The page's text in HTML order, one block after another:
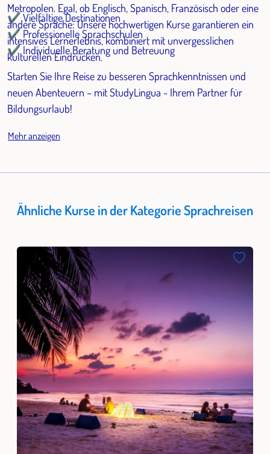
Metropolen. Egal, ob Englisch, Spanisch, Französisch oder eine
andere Sprache: Unsere hochwertigen Kurse garantieren ein
intensives Lernerlebnis, kombiniert mit unvergesslichen
kulturellen Eindrücken.
✔ Vielfältige Destinationen
✔ Professionelle Sprachschulen
✔ Individuelle Beratung und Betreuung
Starten Sie Ihre Reise zu besseren Sprachkenntnissen und
neuen Abenteuern – mit StudyLingua - Ihrem Partner für
Bildungsurlaub!
Mehr anzeigen
Ähnliche Kurse in der Kategorie Sprachreisen